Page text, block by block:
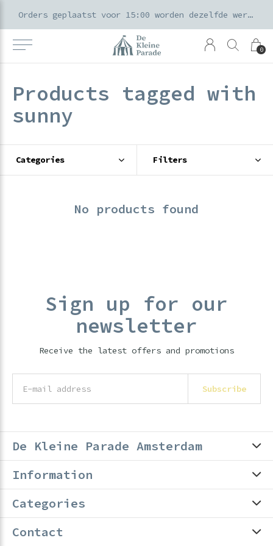
0
Orders geplaatst voor 15:00 worden dezelfde werkdag verzonden
Products tagged with
sunny
Categories Filters
No products found
Sign up for our
newsletter
Receive the latest offers and promotions
Subscribe
De Kleine Parade Amsterdam
Information
Categories
Contact